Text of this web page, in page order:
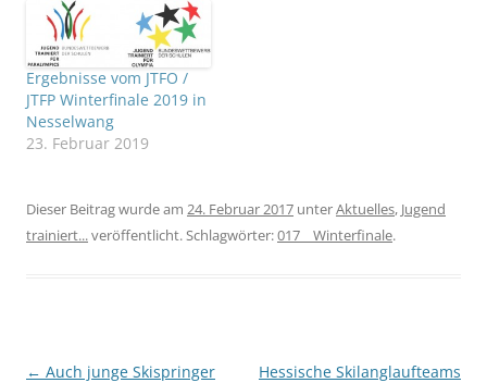
Ergebnisse vom JTFO /
JTFP Winterfinale 2019 in
Nesselwang
23. Februar 2019
Dieser Beitrag wurde am 24. Februar 2017 unterAktuelles, Jugend
trainiert...veröffentlicht. Schlagwörter:017__Winterfinale.
Beitragsnavigation
← Auch junge Skispringer
Hessische Skilanglaufteams